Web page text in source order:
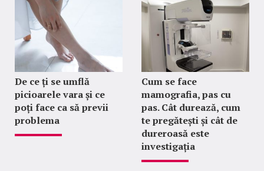
De ce ți se umflă
picioarele vara și ce
poți face ca să previi
problema
Cum se face
mamografia, pas cu
pas. Cât durează, cum
te pregătești și cât de
dureroasă este
investigația